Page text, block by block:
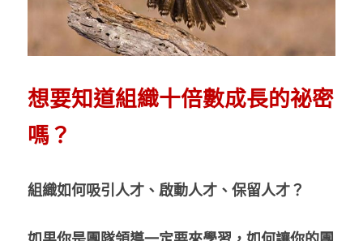
想要知道組織十倍數成長的祕密
嗎？
組織如何吸引人才、啟動人才、保留人才？